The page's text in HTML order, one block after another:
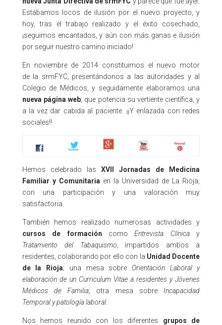
Estábamos locos de ilusión por el nuevo proyecto, y
hoy, tras el trabajo realizado y el éxito cosechado,
¡seguimos encantados, y aún con más ganas e ilusión
por seguir nuestro camino iniciado!
En noviembre de 2014 constituimos el nuevo motor
de la srmFYC, presentándonos a las autoridades y al
Colegio de Médicos, y seguidamente elaboramos una
nueva página web , que potencia su vertiente científica, y
a la vez dar cabida al paciente. ¡¡Y enlazada con redes
sociales!!
Hemos celebrado las XVII Jornadas de Medicina
Familiar y Comunitaria en la Universidad de La Rioja,
con una participación y una valoración muy
satisfactoria.
También hemos realizado numerosas actividades y
cursos de formación comoEntrevista Clínicay
Tratamiento del Tabaquismo , impartidos ambos a
residentes, colaborando por ello con la Unidad Docente
de la Rioja; una mesa sobre Orientación Laboral y
elaboración de un Curriculum Vitae a residentes y Jóvenes
Médicos de Familia; otra mesa sobre Incapacidad
Temporal y patología laboral.
Nos hemos reunido con los diferentes grupos de